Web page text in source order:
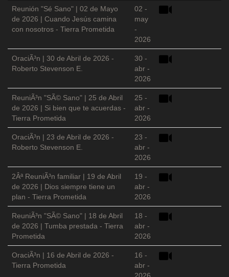
Reunión "Sé Sano" | 02 de Mayo
de 2026 | Cuando Jesús camina
con nosotros - Tierra Prometida
02 -
may
-
2026
OraciÃ³n | 30 de Abril de 2026 -
Roberto Stevenson E.
30 -
abr -
2026
ReuniÃ³n "SÃ© Sano" | 25 de Abril
de 2026 | Si bien que te acuerdas -
Tierra Prometida
25 -
abr -
2026
OraciÃ³n | 23 de Abril de 2026 -
Roberto Stevenson E.
23 -
abr -
2026
2Âª ReuniÃ³n familiar | 19 de Abril
de 2026 | Dios siempre tiene un
plan - Tierra Prometida
19 -
abr -
2026
ReuniÃ³n "SÃ© Sano" | 18 de Abril
de 2026 | Tumba prestada - Tierra
Prometida
18 -
abr -
2026
OraciÃ³n | 16 de Abril de 2026 -
Tierra Prometida
16 -
abr -